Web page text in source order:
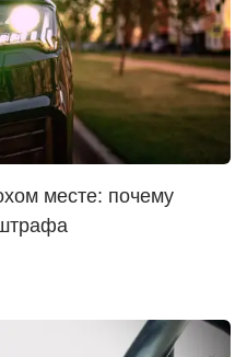
месте: почему